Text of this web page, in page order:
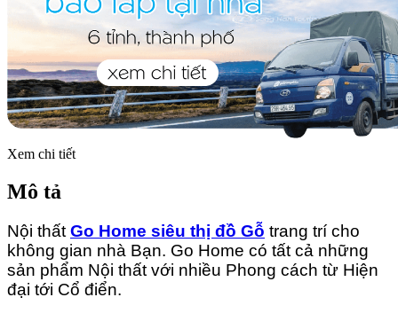
Xem chi tiết
Mô tả
Nội thất Go Home siêu thị đồ Gỗ trang trí cho
không gian nhà Bạn. Go Home có tất cả những
sản phẩm Nội thất với nhiều Phong cách từ Hiện
đại tới Cổ điển.